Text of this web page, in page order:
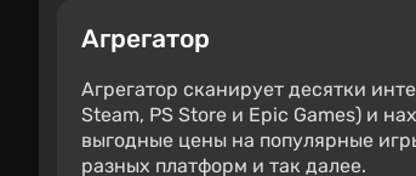
Агрегатор
Агрегатор сканирует десятки
Steam, PS Store и Epic Games) и
выгодные цены на популярные
разных платформ и так далее.